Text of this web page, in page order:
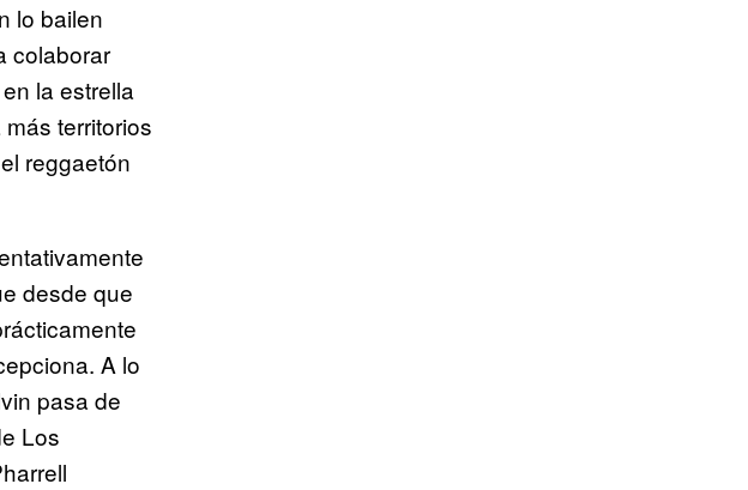
lo bailen
colaborar
la estrella
territorios
reggaetón
desde que
A lo
pasa de
Los